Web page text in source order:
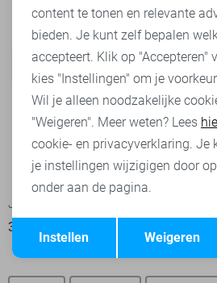
Jacqueline de Yong Blouse
34,99
Terug
content te tonen en relevante
bieden. Je kunt zelf bepalen
accepteert. Klik op "Accepteren"
kies "Instellingen" om je
Wil je alleen noodzakelijke
"Weigeren". Meer weten? Lees
cookie- en privacyverklaring. Je
je instellingen wijzigigen door
onder aan de pagina.
Weigeren
Instellen